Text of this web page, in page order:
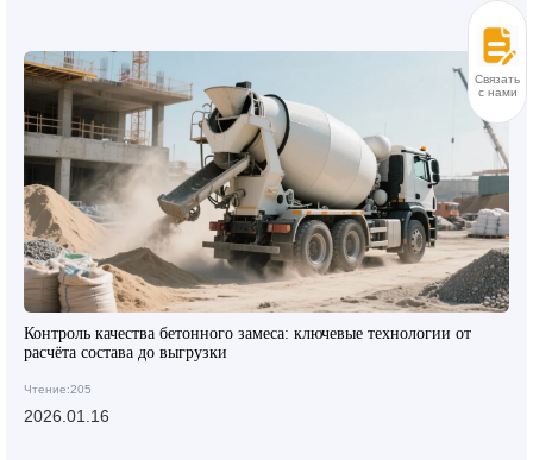
Контроль качества бетонного замеса: ключевые технологии от
расчёта состава до выгрузки
Чтение:205
2026.01.16
Связаться
с нами